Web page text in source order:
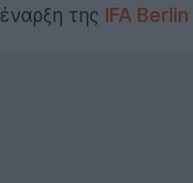
έναρξη της
IFA